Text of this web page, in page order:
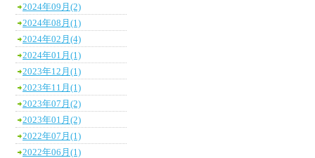
2024年09月(2)
2024年08月(1)
2024年02月(4)
2024年01月(1)
2023年12月(1)
2023年11月(1)
2023年07月(2)
2023年01月(2)
2022年07月(1)
2022年06月(1)